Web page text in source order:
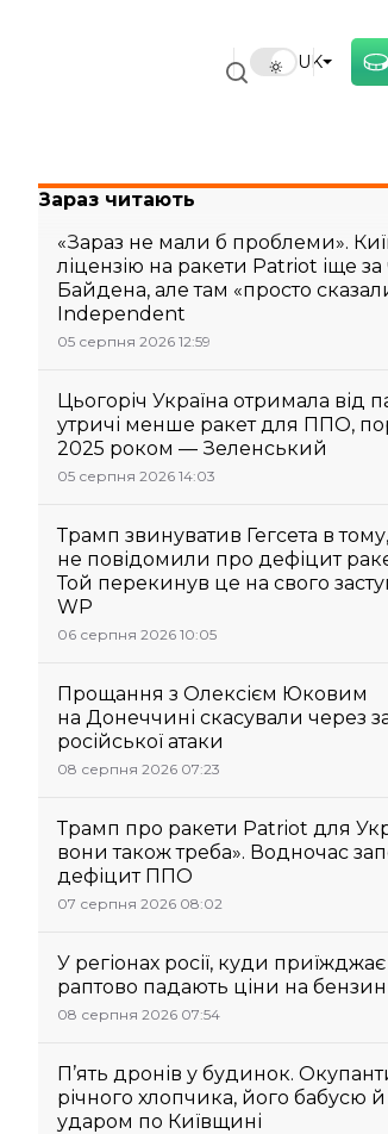
UK
Зараз читають
«Зараз не мали б проблеми».
ліцензію на ракети Patriot іще за
Байдена, але там «просто
Independent
05 серпня 2026 12:59
Цьогоріч Україна отримала від
утричі менше ракет для ППО,
2025 роком — Зеленський
05 серпня 2026 14:03
Трамп звинуватив Гегсета в
не повідомили про дефіцит
Той перекинув це на свого
WP
06 серпня 2026 10:05
Прощання з Олексієм Юковим
на Донеччині скасували через
російської атаки
08 серпня 2026 07:23
Трамп про ракети Patriot для
вони також треба». Водночас
дефіцит ППО
07 серпня 2026 08:02
У регіонах росії, куди приїжджає
раптово падають ціни на
08 серпня 2026 07:54
П’ять дронів у будинок.
річного хлопчика, його бабусю й
ударом по Київщині